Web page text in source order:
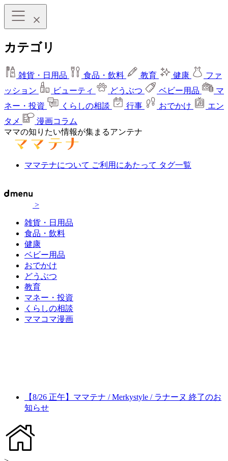
カテゴリ
雑貨・日用品 食品・飲料 教育 健康
ファ
ッション
ビューティ どうぶつ ベビー用品
マ
ネー・投資
くらしの相談 行事 おでかけ
エン
タメ
漫画コラム
ママの知りたい情報が集まるアンテナ
ママテナについて ご利用にあたって タグ一覧
>
雑貨・日用品
食品・飲料
健康
ベビー用品
おでかけ
どうぶつ
教育
マネー・投資
くらしの相談
ママコマ漫画
【8/26 正午】ママテナ / Merkystyle / ラナーヌ 終了のお
知らせ